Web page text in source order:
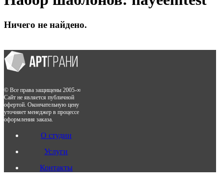
Ничего не найдено.
© Все права защищены 2005-∞
Сайт не является публичной
офертой. Окончательную цену
уточняет менеджер в процессе
оформления заказа.
О студии
Услуги
Контакты